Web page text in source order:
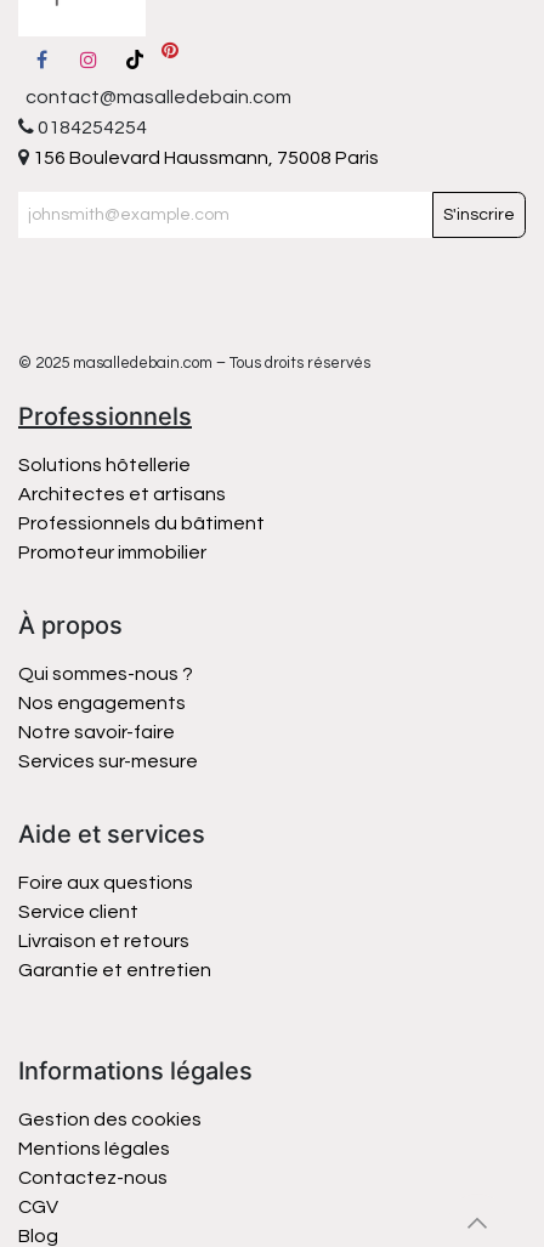
contact@masalledebain.com
0184254254
156 Boulevard Haussmann, 75008 Paris
S'inscrire
© 2025 masalledebain.com – Tous droits réservés
Professionnels
Solutions hôtellerie
Architectes et artisans
Professionnels du bâtiment
Promoteur immobilier
À propos
Qui sommes-nous ?
Nos engagements
Notre savoir-faire
Services sur-mesure
Aide et services
Foire aux questions
Service client
Livraison et retours
Garantie et entretien
Informations légales
Gestion des cookies
Mentions légales
Contactez-nous
CGV
Blog